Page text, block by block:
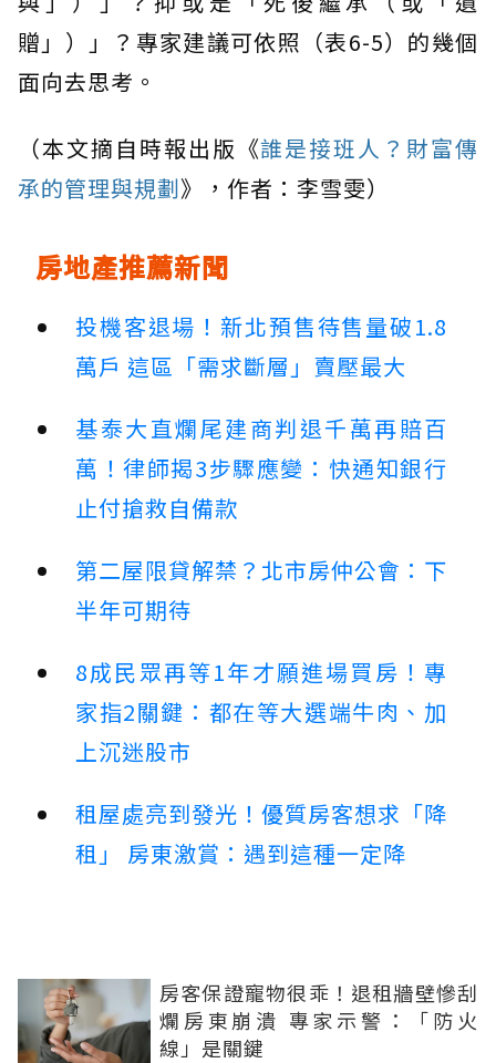
贈」）」？專家建議可依照（表6-5）的幾個
面向去思考。
（本文摘自時報出版《誰是接班人？財富傳
承的管理與規劃》，作者：李雪雯）
房地產推薦新聞
投機客退場！新北預售待售量破1.8
萬戶 這區「需求斷層」賣壓最大
基泰大直爛尾建商判退千萬再賠百
萬！律師揭3步驟應變：快通知銀行
止付搶救自備款
第二屋限貸解禁？北市房仲公會：下
半年可期待
8成民眾再等1年才願進場買房！專
家指2關鍵：都在等大選端牛肉、加
上沉迷股市
租屋處亮到發光！優質房客想求「降
租」 房東激賞：遇到這種一定降
房客保證寵物很乖！退租牆壁慘刮
爛房東崩潰 專家示警：「防火
線」是關鍵